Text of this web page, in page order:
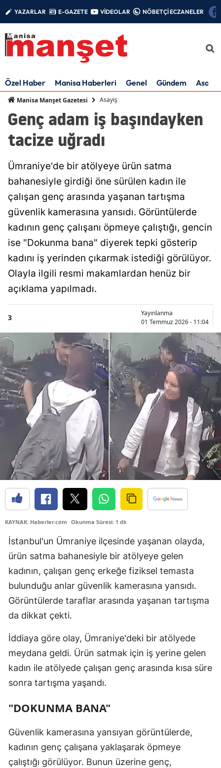
YAZARLAR E-GAZETE VİDEOLAR NÖBETÇİ ECZANELER
Özel Haber Manisa Haberleri Genel Gündem Asayiş
Manisa Manşet Gazetesi Asayiş
Genç adam iş başındayken
tacize uğradı
Ümraniye'de bir atölyeye ürün satma
bahanesiyle girdiği öne sürülen kadın ile
çalışan genç arasında yaşanan tartışma
güvenlik kamerasına yansıdı. Görüntülerde
kadının genç çalışanı öpmeye çalıştığı, gencin
ise "Dokunma bana" diyerek tepki gösterip
kadını iş yerinden çıkarmak istediği görülüyor.
Olayla ilgili resmi makamlardan henüz bir
açıklama yapılmadı.
3
Yayınlanma
01 Temmuz 2026 - 11:04
KAYNAK: Haberler.com Okunma Süresi: 1 dk
İstanbul'un Ümraniye ilçesinde yaşanan olayda,
ürün satma bahanesiyle bir atölyeye gelen
kadının, çalışan genç erkeğe fiziksel temasta
bulunduğu anlar güvenlik kamerasına yansıdı.
Görüntülerde taraflar arasında yaşanan tartışma
da dikkat çekti.
İddiaya göre olay, Ümraniye'deki bir atölyede
meydana geldi. Ürün satmak için iş yerine gelen
kadın ile atölyede çalışan genç arasında kısa süre
sonra tartışma yaşandı.
"DOKUNMA BANA"
Güvenlik kamerasına yansıyan görüntülerde,
kadının genç çalışana yaklaşarak öpmeye
çalıştığı görülüyor. Bunun üzerine genç,